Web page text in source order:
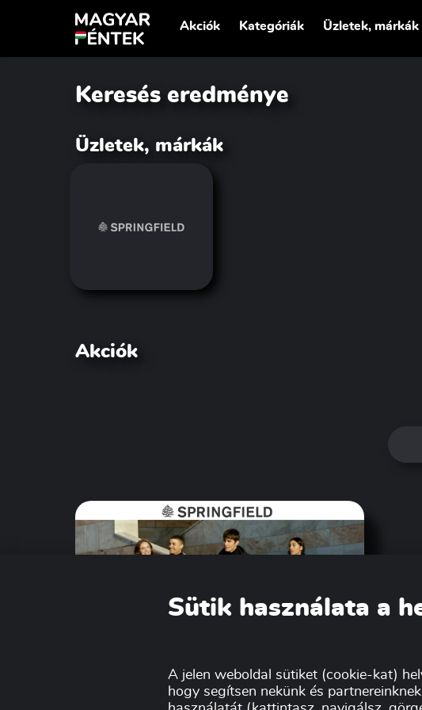
Akciók Kategóriák Üzletek, márkák
Keresés eredménye
Üzletek, márkák
Akciók
Springfield Black Friday
Sütik használata a
A jelen weboldal sütiket (cookie-kat)
hogy segítsen nekünk és